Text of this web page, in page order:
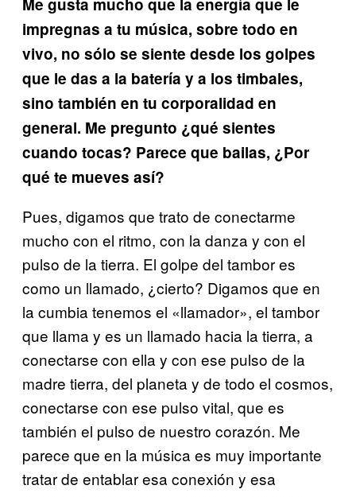
impregnas a tu música, sobre todo en
vivo, no sólo se siente desde los golpes
que le das a la batería y a los timbales,
sino también en tu corporalidad en
general. Me pregunto ¿qué sientes
cuando tocas? Parece que bailas, ¿Por
qué te mueves así?
Pues, digamos que trato de conectarme
mucho con el ritmo, con la danza y con el
pulso de la tierra. El golpe del tambor es
como un llamado, ¿cierto? Digamos que en
la cumbia tenemos el «llamador», el tambor
que llama y es un llamado hacia la tierra, a
conectarse con ella y con ese pulso de la
madre tierra, del planeta y de todo el cosmos,
conectarse con ese pulso vital, que es
también el pulso de nuestro corazón. Me
parece que en la música es muy importante
tratar de entablar esa conexión y esa